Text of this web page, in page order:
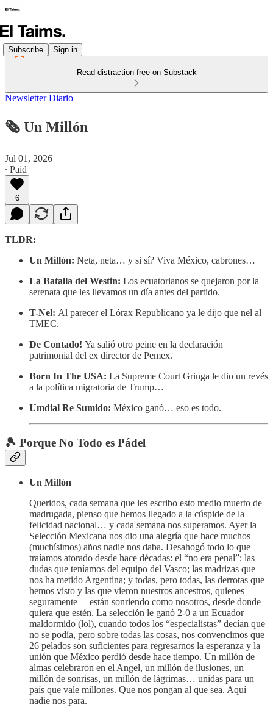
Subscribe Sign in
Read distraction-free on Substack
Newsletter Diario
🗞️ Un Millón
Jul 01, 2026
∙ Paid
6
TLDR:
Un Millón: Neta, neta… y si sí? Viva México, cabrones…
La Batalla del Westin: Los ecuatorianos se quejaron por la
serenata que les llevamos un día antes del partido.
T-Nel: Al parecer el Lórax Republicano ya le dijo que nel al
TMEC.
De Contado! Ya salió otro peine en la declaración
patrimonial del ex director de Pemex.
Born In The USA: La Supreme Court Gringa le dio un revés
a la política migratoria de Trump…
Umdial Re Sumido: México ganó… eso es todo.
🎾 Porque No Todo es Pádel
Un Millón
Queridos, cada semana que les escribo esto medio muerto de
madrugada, pienso que hemos llegado a la cúspide de la
felicidad nacional… y cada semana nos superamos. Ayer la
Selección Mexicana nos dio una alegría que hace muchos
(muchísimos) años nadie nos daba. Desahogó todo lo que
traíamos atorado desde hace décadas: el “no era penal”; las
dudas que teníamos del equipo del Vasco; las madrizas que
nos ha metido Argentina; y todas, pero todas, las derrotas que
hemos visto y las que vieron nuestros ancestros, quienes —
seguramente— están sonriendo como nosotros, desde donde
quiera que estén. La selección le ganó 2-0 a un Ecuador
maldormido (lol), cuando todos los “especialistas” decían que
no se podía, pero sobre todas las cosas, nos convencimos que
26 pelados son suficientes para regresarnos la esperanza y la
unión que México perdió desde hace tiempo. Un millón de
almas celebraron en el Angel, un millón de ilusiones, un
millón de sonrisas, un millón de lágrimas… unidas para un
país que vale millones. Que nos pongan al que sea. Aquí
nadie nos para.